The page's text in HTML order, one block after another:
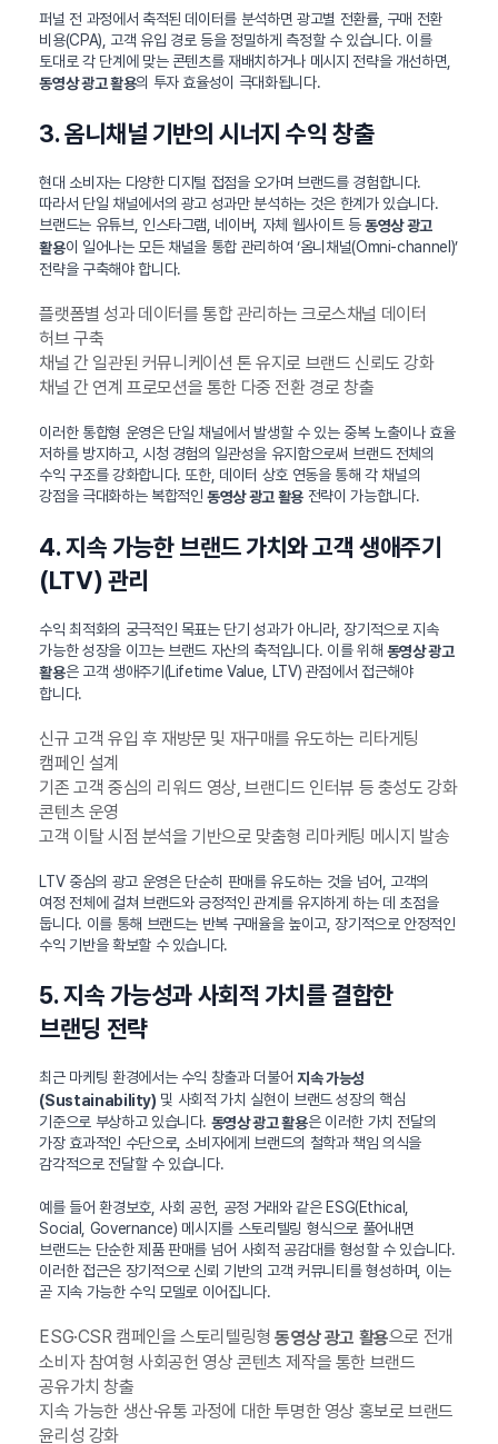
퍼널 전 과정에서 축적된 데이터를 분석하면 광고별 전환률, 구매 전환
비용(CPA), 고객 유입 경로 등을 정밀하게 측정할 수 있습니다. 이를
토대로 각 단계에 맞는 콘텐츠를 재배치하거나 메시지 전략을 개선하면,
동영상 광고 활용의 투자 효율성이 극대화됩니다.
3. 옴니채널 기반의 시너지 수익 창출
현대 소비자는 다양한 디지털 접점을 오가며 브랜드를 경험합니다.
따라서 단일 채널에서의 광고 성과만 분석하는 것은 한계가 있습니다.
브랜드는 유튜브, 인스타그램, 네이버, 자체 웹사이트 등동영상 광고
활용이 일어나는 모든 채널을 통합 관리하여 ‘옴니채널(Omni-channel)’
전략을 구축해야 합니다.
플랫폼별 성과 데이터를 통합 관리하는 크로스채널 데이터
허브 구축
채널 간 일관된 커뮤니케이션 톤 유지로 브랜드 신뢰도 강화
채널 간 연계 프로모션을 통한 다중 전환 경로 창출
이러한 통합형 운영은 단일 채널에서 발생할 수 있는 중복 노출이나 효율
저하를 방지하고, 시청 경험의 일관성을 유지함으로써 브랜드 전체의
수익 구조를 강화합니다. 또한, 데이터 상호 연동을 통해 각 채널의
강점을 극대화하는 복합적인동영상 광고 활용 전략이 가능합니다.
4. 지속 가능한 브랜드 가치와 고객 생애주기
(LTV) 관리
수익 최적화의 궁극적인 목표는 단기 성과가 아니라, 장기적으로 지속
가능한 성장을 이끄는 브랜드 자산의 축적입니다. 이를 위해 동영상 광고
활용은 고객 생애주기(Lifetime Value, LTV) 관점에서 접근해야
합니다.
신규 고객 유입 후 재방문 및 재구매를 유도하는 리타게팅
캠페인 설계
기존 고객 중심의 리워드 영상, 브랜디드 인터뷰 등 충성도 강화
콘텐츠 운영
고객 이탈 시점 분석을 기반으로 맞춤형 리마케팅 메시지 발송
LTV 중심의 광고 운영은 단순히 판매를 유도하는 것을 넘어, 고객의
여정 전체에 걸쳐 브랜드와 긍정적인 관계를 유지하게 하는 데 초점을
둡니다. 이를 통해 브랜드는 반복 구매율을 높이고, 장기적으로 안정적인
수익 기반을 확보할 수 있습니다.
5. 지속 가능성과 사회적 가치를 결합한
브랜딩 전략
최근 마케팅 환경에서는 수익 창출과 더불어 지속 가능성
(Sustainability) 및 사회적 가치 실현이 브랜드 성장의 핵심
기준으로 부상하고 있습니다. 동영상 광고 활용은 이러한 가치 전달의
가장 효과적인 수단으로, 소비자에게 브랜드의 철학과 책임 의식을
감각적으로 전달할 수 있습니다.
예를 들어 환경보호, 사회 공헌, 공정 거래와 같은 ESG(Ethical,
Social, Governance) 메시지를 스토리텔링 형식으로 풀어내면
브랜드는 단순한 제품 판매를 넘어 사회적 공감대를 형성할 수 있습니다.
이러한 접근은 장기적으로 신뢰 기반의 고객 커뮤니티를 형성하며, 이는
곧 지속 가능한 수익 모델로 이어집니다.
ESG·CSR 캠페인을 스토리텔링형동영상 광고 활용으로 전개
소비자 참여형 사회공헌 영상 콘텐츠 제작을 통한 브랜드
공유가치 창출
지속 가능한 생산·유통 과정에 대한 투명한 영상 홍보로 브랜드
윤리성 강화